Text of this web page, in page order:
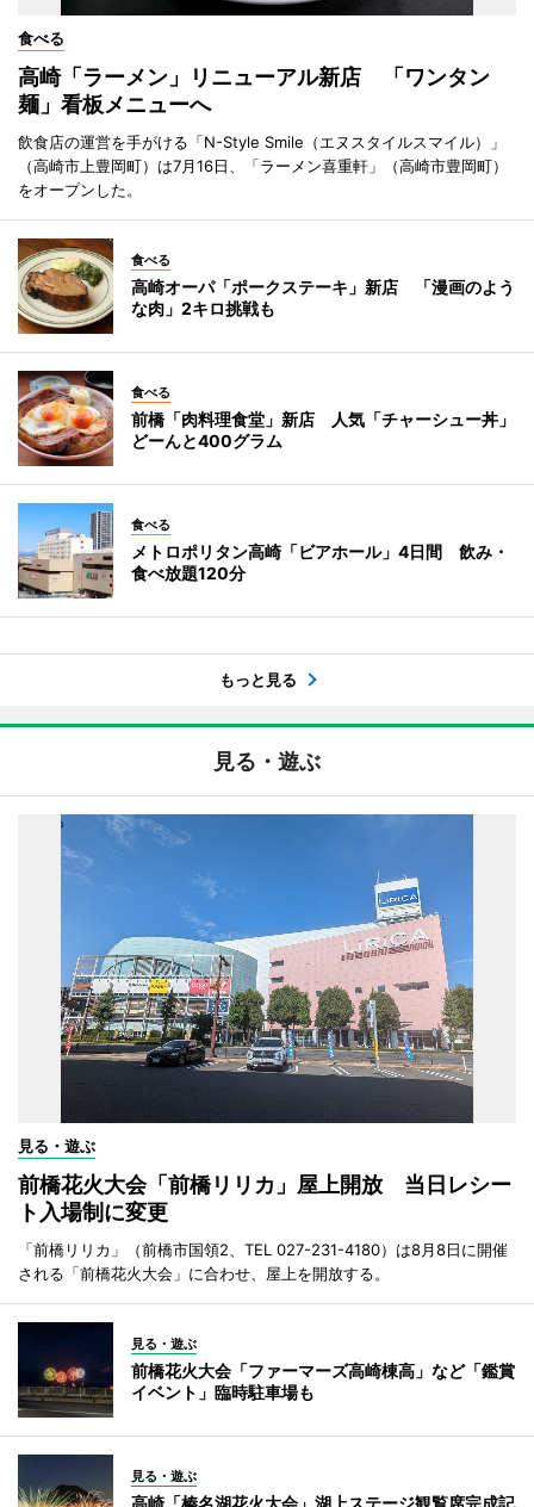
食べる
高崎「ラーメン」リニューアル新店 「ワンタン
麺」看板メニューへ
飲食店の運営を手がける「N-Style Smile（エヌスタイルスマイル）」
（高崎市上豊岡町）は7月16日、「ラーメン喜重軒」（高崎市豊岡町）
をオープンした。
食べる
高崎オーパ「ポークステーキ」新店 「漫画のよう
な肉」2キロ挑戦も
食べる
前橋「肉料理食堂」新店 人気「チャーシュー丼」
どーんと400グラム
食べる
メトロポリタン高崎「ビアホール」4日間 飲み・
食べ放題120分
もっと見る
見る・遊ぶ
見る・遊ぶ
前橋花火大会「前橋リリカ」屋上開放 当日レシー
ト入場制に変更
「前橋リリカ」（前橋市国領2、TEL 027-231-4180）は8月8日に開催
される「前橋花火大会」に合わせ、屋上を開放する。
見る・遊ぶ
前橋花火大会「ファーマーズ高崎棟高」など「鑑賞
イベント」臨時駐車場も
見る・遊ぶ
高崎「榛名湖花火大会」湖上ステージ観覧席完成記